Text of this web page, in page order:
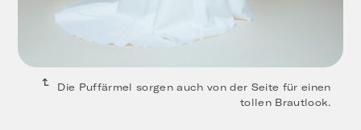
Die Puffärmel sorgen auch von der Seite für einen
tollen Brautlook.